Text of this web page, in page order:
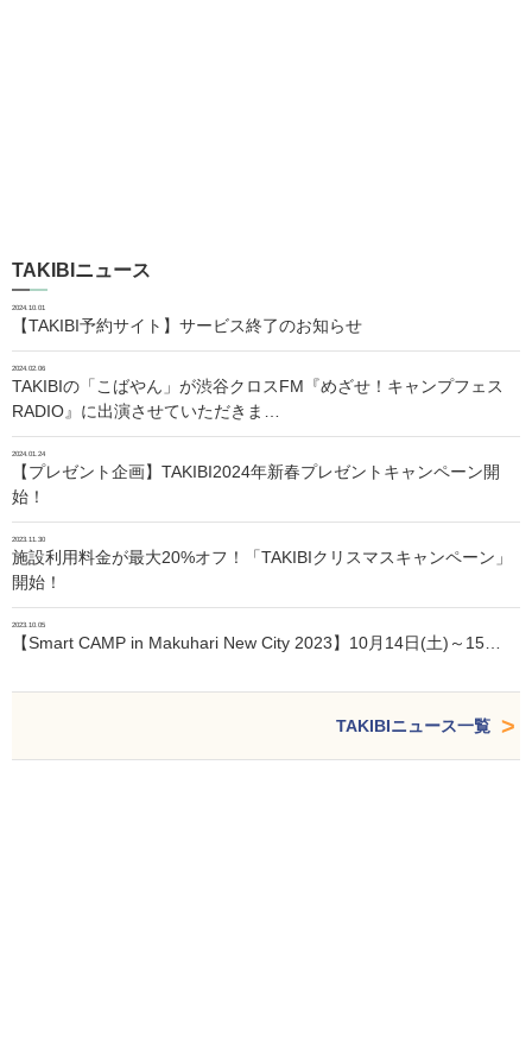
TAKIBIニュース
2024.10.01
【TAKIBI予約サイト】サービス終了のお知らせ
2024.02.06
TAKIBIの「こばやん」が渋谷クロスFM『めざせ！キャンプフェス
RADIO』に出演させていただきま…
2024.01.24
【プレゼント企画】TAKIBI2024年新春プレゼントキャンペーン開
始！
2023.11.30
施設利用料金が最大20%オフ！「TAKIBIクリスマスキャンペーン」
開始！
2023.10.05
【Smart CAMP in Makuhari New City 2023】10月14日(土)～15…
TAKIBIニュース一覧